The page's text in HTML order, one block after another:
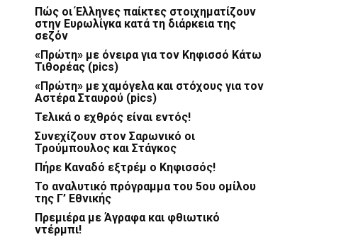
Πώς οι Έλληνες παίκτες στοιχηματίζουν
στην Ευρωλίγκα κατά τη διάρκεια της
σεζόν
«Πρώτη» με όνειρα για τον Κηφισσό Κάτω
Τιθορέας (pics)
«Πρώτη» με χαμόγελα και στόχους για τον
Αστέρα Σταυρού (pics)
Τελικά ο εχθρός είναι εντός!
Συνεχίζουν στον Σαρωνικό οι
Τρούμπουλος και Στάγκος
Πήρε Καναδό εξτρέμ ο Κηφισσός!
Το αναλυτικό πρόγραμμα του 5ου ομίλου
της Γ’ Εθνικής
Πρεμιέρα με Άγραφα και φθιωτικό
ντέρμπι!